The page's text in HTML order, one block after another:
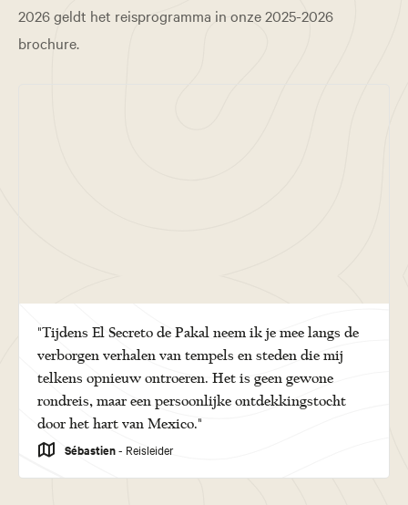
2026 geldt het reisprogramma in onze 2025-2026
brochure.
"Tijdens El Secreto de Pakal neem ik je mee langs de
verborgen verhalen van tempels en steden die mij
telkens opnieuw ontroeren. Het is geen gewone
rondreis, maar een persoonlijke ontdekkingstocht
door het hart van Mexico."
Sébastien- Reisleider